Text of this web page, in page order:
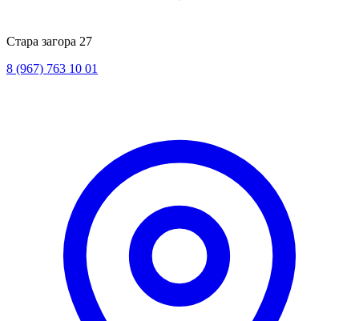
Стара загора 27
8 (967) 763 10 01